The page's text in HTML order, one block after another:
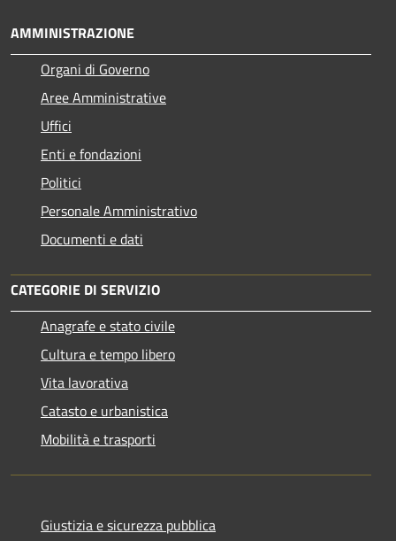
AMMINISTRAZIONE
Organi di Governo
Aree Amministrative
Uffici
Enti e fondazioni
Politici
Personale Amministrativo
Documenti e dati
CATEGORIE DI SERVIZIO
Anagrafe e stato civile
Cultura e tempo libero
Vita lavorativa
Catasto e urbanistica
Mobilità e trasporti
Giustizia e sicurezza pubblica